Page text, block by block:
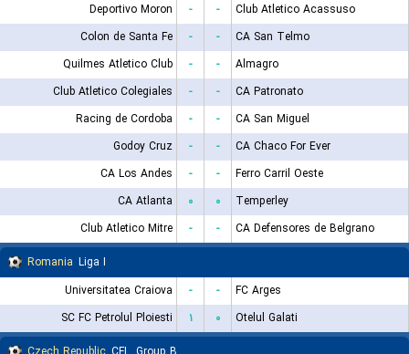
Deportivo Moron
- -
Club Atletico Acassuso
Colon de Santa Fe
- -
CA San Telmo
Quilmes Atletico Club
- -
Almagro
Club Atletico Colegiales
- -
CA Patronato
Racing de Cordoba
- -
CA San Miguel
Godoy Cruz
- -
CA Chaco For Ever
CA Los Andes
- -
Ferro Carril Oeste
CA Atlanta
۰ ۰
Temperley
Club Atletico Mitre
- -
CA Defensores de Belgrano
Romania Liga I
Universitatea Craiova
- -
FC Arges
SC FC Petrolul Ploiesti
۱ ۰
Otelul Galati